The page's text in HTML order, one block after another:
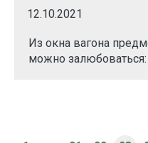
12.10.2021
Из окна вагона
можно залюбоваться: